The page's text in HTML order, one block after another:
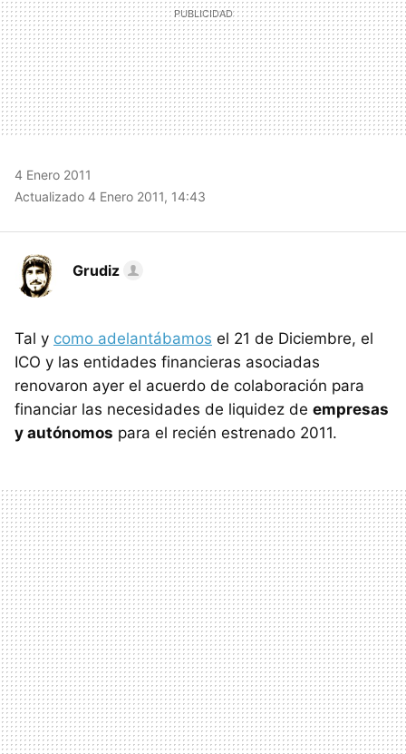
4 Enero 2011
Actualizado 4 Enero 2011, 14:43
Grudiz
Tal y como adelantábamos el 21 de Diciembre, el
ICO y las entidades financieras asociadas
renovaron ayer el acuerdo de colaboración para
financiar las necesidades de liquidez de empresas
y autónomos para el recién estrenado 2011.